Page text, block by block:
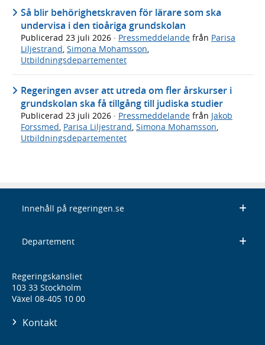
Så blir behörighetskraven för lärare som ska
undervisa i den tioåriga grundskolan
Publicerad 23 juli 2026 · Pressmeddelande från Parisa
Liljestrand Simona Mohamsson
Utbildningsdepartementet
Regeringen avser att utreda om fler årskurser i
grundskolan ska få tillgång till judiska studier
Publicerad 23 juli 2026 · Pressmeddelande från Jakob
Forssmed, Parisa Liljestrand, Simona Mohamsson,
Utbildningsdepartementet
Innehåll på regeringen.se
Departement
Regeringskansliet
103 33 Stockholm
Växel 08-405 10 00
Kontakt